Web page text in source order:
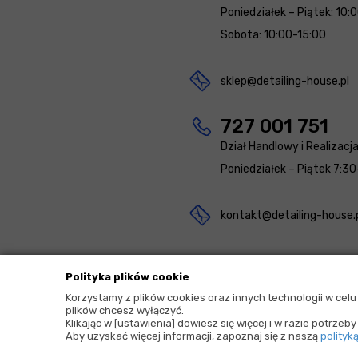
Polityka plików cookie
Korzystamy z plików cookies oraz innych technologii w
plików chcesz wyłączyć.
Klikając w [ustawienia] dowiesz się więcej i w razie
Aby uzyskać więcej informacji, zapoznaj się z naszą
Poniedziałek – Piątek:
Sobota: 10:00-15:00
sklep@detailing-house.pl
727 001 751
Dział Handlowy i
Poniedziałek – Piątek
kontakt@detailing-
2026 © Copyrights by |Detailing House